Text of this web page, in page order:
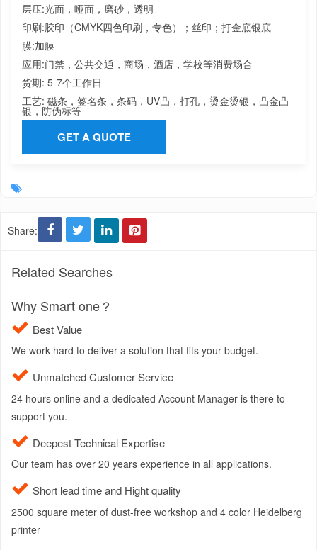
层压:光面，哑面，磨砂，透明
印刷:胶印（CMYK四色印刷，专色）；丝印；打金底银底
膜:加膜
应用:门禁，公共交通，商场，酒店，学校等消费场合
货期: 5-7个工作日
工艺: 磁条，签名条，条码，UV凸，打孔，烫金烫银，凸金凸
银，防伪标等
GET A QUOTE
Share:
Related Searches
Why Smart one？
Best Value
We work hard to deliver a solution that fits your budget.
Unmatched Customer Service
24 hours online and a dedicated Account Manager is there to
support you.
Deepest Technical Expertise
Our team has over 20 years experience in all applications.
Short lead time and Hight quality
2500 square meter of dust-free workshop and 4 color Heidelberg
printer